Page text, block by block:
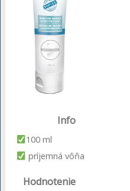
Info
100 ml
príjemná vôňa
Hodnotenie